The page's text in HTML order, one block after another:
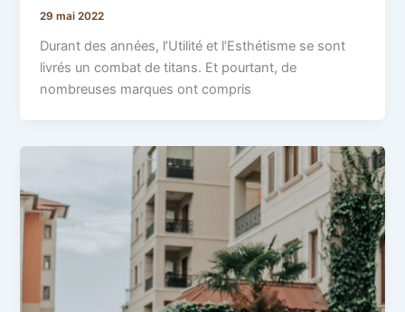
29 mai 2022
Durant des années, l’Utilité et l’Esthétisme se sont
livrés un combat de titans. Et pourtant, de
nombreuses marques ont compris